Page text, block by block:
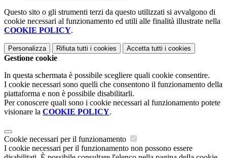
Questo sito o gli strumenti terzi da questo utilizzati si avvalgono di
cookie necessari al funzionamento ed utili alle finalità illustrate nella
COOKIE POLICY.
Personalizza Rifiuta tutti i cookies Accetta tutti i cookies
Gestione cookie
In questa schermata è possibile scegliere quali cookie consentire.
I cookie necessari sono quelli che consentono il funzionamento della
piattaforma e non è possibile disabilitarli.
Per conoscere quali sono i cookie necessari al funzionamento potete
visionare la COOKIE POLICY.
Cookie necessari per il funzionamento
I cookie necessari per il funzionamento non possono essere